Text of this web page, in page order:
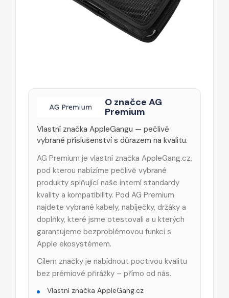
O značce AG
Premium
Vlastní značka AppleGangu — pečlivě
vybrané příslušenství s důrazem na kvalitu.
AG Premium je vlastní značka AppleGang.cz,
pod kterou nabízíme pečlivě vybrané
produkty splňující naše interní standardy
kvality a kompatibility. Pod AG Premium
najdete vybrané kabely, nabíječky, držáky a
doplňky, které jsme otestovali a u kterých
garantujeme bezproblémovou funkci s
Apple ekosystémem.
Cílem značky je nabídnout poctivou kvalitu
bez prémiové přirážky – přímo od nás.
Vlastní značka AppleGang.cz